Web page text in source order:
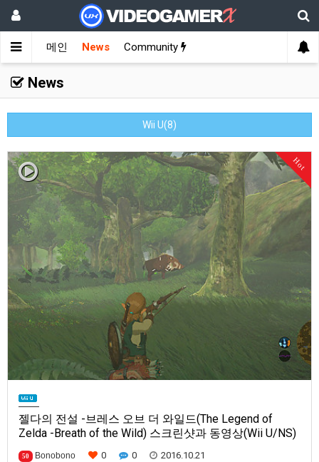
메인 News Community
News
Wii U(8)
Hot
젤다의 전설 -브레스 오브 더 와일드(The Legend of
Zelda -Breath of the Wild) 스크린샷과 동영상(Wii U/NS)
50 Bonobono 0 0 2016.10.21